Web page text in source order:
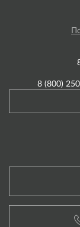
8 (800)